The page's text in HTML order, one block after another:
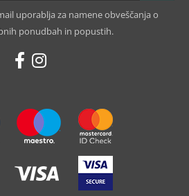
uporablja za namene obveščanja o
ponudbah in popustih.